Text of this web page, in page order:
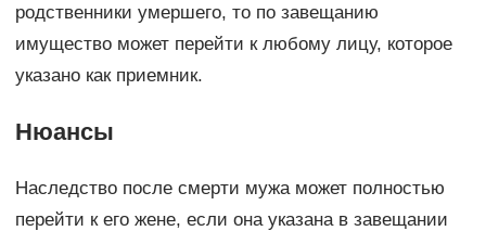
родственники умершего, то по завещанию
имущество может перейти к любому лицу, которое
указано как приемник.
Нюансы
Наследство после смерти мужа может полностью
перейти к его жене, если она указана в завещании